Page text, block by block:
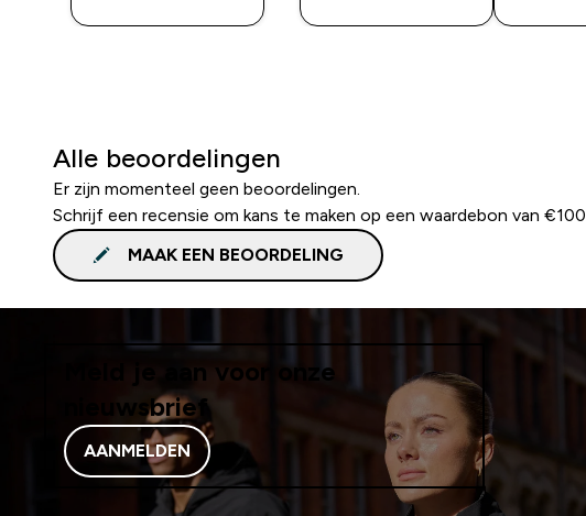
Alle beoordelingen
Er zijn momenteel geen beoordelingen.
Schrijf een recensie om kans te maken op een waardebon van €100.
MAAK EEN BEOORDELING
Meld je aan voor onze
nieuwsbrief
AANMELDEN